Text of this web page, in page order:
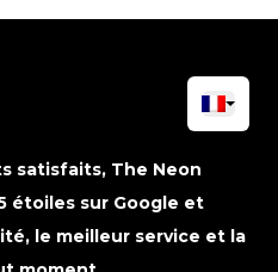
satisfaits, The Neon
étoiles sur Google et
le meilleur service et la